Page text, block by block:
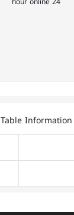
Table Information